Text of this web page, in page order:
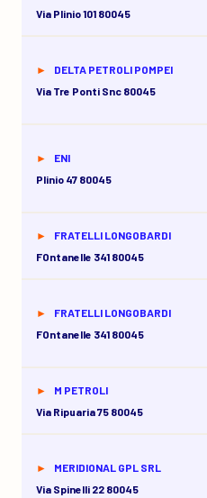
Via Plinio 101 80045
DELTA PETROLI POMPEI
Via Tre Ponti Snc 80045
ENI
Plinio 47 80045
FRATELLI LONGOBARDI
FOntanelle 341 80045
FRATELLI LONGOBARDI
FOntanelle 341 80045
M PETROLI
Via Ripuaria 75 80045
MERIDIONAL GPL SRL
Via Spinelli 22 80045